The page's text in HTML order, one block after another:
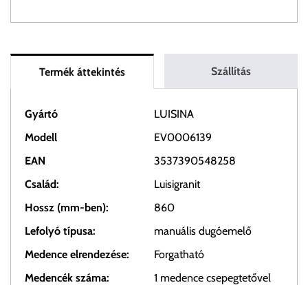
Termék áttekintés Szállítás
Gyártó
LUISINA
Modell
EV0006139
EAN
3537390548258
Család:
Luisigranit
Hossz (mm-ben):
860
Lefolyó típusa:
manuális dugóemelő
Medence elrendezése:
Forgatható
Medencék száma:
1 medence csepegtetővel